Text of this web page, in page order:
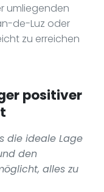
umliegenden
de-Luz oder
zu erreichen
positiver
die ideale Lage
den
alles zu